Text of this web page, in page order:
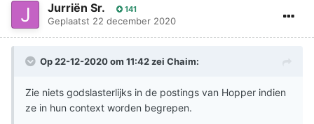
Jurriën Sr. 141
Geplaatst 22 december 2020
Op 22-12-2020 om 11:42 zei Chaim:
Zie niets godslasterlijks in de postings van Hopper indien
ze in hun context worden begrepen.